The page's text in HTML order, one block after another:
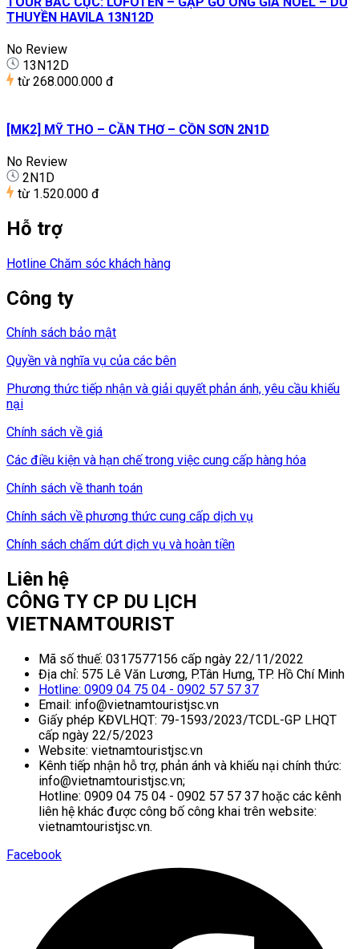
THUYỀN HAVILA 13N12D
No Review
13N12D
từ 268.000.000 đ
[MK2] MỸ THO – CẦN THƠ – CỒN SƠN 2N1D
No Review
2N1D
từ 1.520.000 đ
Hỗ trợ
Hotline Chăm sóc khách hàng
Công ty
Chính sách bảo mật
Quyền và nghĩa vụ của các bên
Phương thức tiếp nhận và giải quyết phản ánh, yêu cầu khiếu
nại
Chính sách về giá
Các điều kiện và hạn chế trong việc cung cấp hàng hóa
Chính sách về thanh toán
Chính sách về phương thức cung cấp dịch vụ
Chính sách chấm dứt dịch vụ và hoàn tiền
Liên hệ
CÔNG TY CP DU LỊCH
VIETNAMTOURIST
Mã số thuế: 0317577156 cấp ngày 22/11/2022
Địa chỉ: 575 Lê Văn Lương, P.Tân Hưng, TP. Hồ Chí Minh
Hotline: 0909 04 75 04 - 0902 57 57 37
Email: info@vietnamtouristjsc.vn
Giấy phép KĐVLHQT: 79-1593/2023/TCDL-GP LHQT
cấp ngày 22/5/2023
Website: vietnamtouristjsc.vn
Kênh tiếp nhận hỗ trợ, phản ánh và khiếu nại chính thức:
info@vietnamtouristjsc.vn;
Hotline: 0909 04 75 04 - 0902 57 57 37 hoặc các kênh
liên hệ khác được công bố công khai trên website:
vietnamtouristjsc.vn.
Facebook